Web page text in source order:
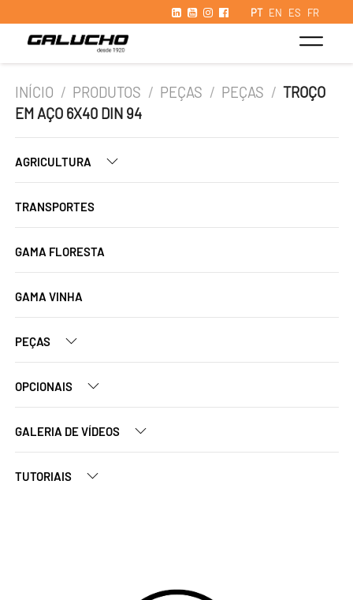
PT EN ES FR
INÍCIO / PRODUTOS / PEÇAS / PEÇAS / TROÇO
EM AÇO 6X40 DIN 94
AGRICULTURA
TRANSPORTES
GAMA FLORESTA
GAMA VINHA
PEÇAS
OPCIONAIS
GALERIA DE VÍDEOS
TUTORIAIS